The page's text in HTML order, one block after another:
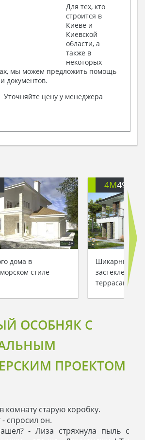
Для тех, кто
строится в
Киеве и
Киевской
области, а
также в
некоторых
мы можем предложить помощь
документов.
Уточняйте цену у менеджера
дома в
стиле
4M499
Шикарный
террасами
ОСОБНЯК С
ПРОЕКТОМ
комнату старую коробку.
- спросил он.
- Лиза стряхнула пыль с